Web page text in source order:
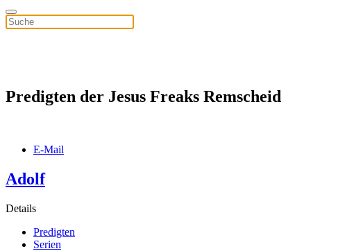
Predigten der Jesus Freaks Remscheid
E-Mail
Adolf
Details
Predigten
Serien